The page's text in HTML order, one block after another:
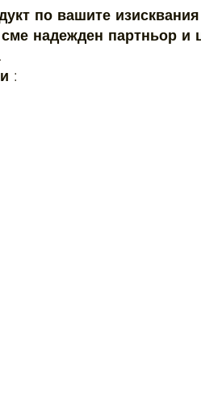
по вашите
надежден партньор и
: